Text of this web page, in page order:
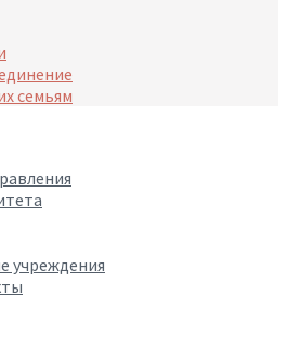
семьям
учреждения